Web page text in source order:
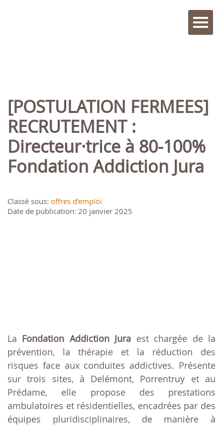
[POSTULATION FERMEES]
RECRUTEMENT :
Directeur·trice à 80-100%
Fondation Addiction Jura
Classé sous: offres d'emploi
Date de publication: 20 janvier 2025
La Fondation Addiction Jura est chargée de la
prévention, la thérapie et la réduction des
risques face aux conduites addictives. Présente
sur trois sites, à Delémont, Porrentruy et au
Prédame, elle propose des prestations
ambulatoires et résidentielles, encadrées par des
équipes pluridisciplinaires, de manière à